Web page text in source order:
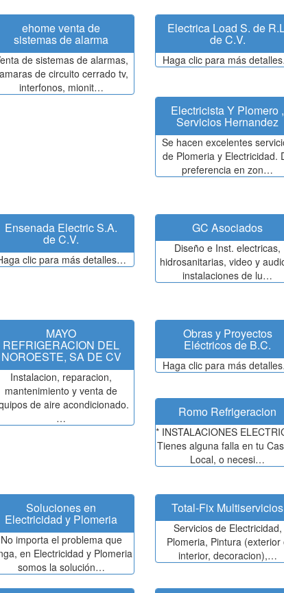
ehome venta de
sistemas de alarma
de sistemas de alarmas,
de circuito cerrado tv,
interfonos, mionit…
Electrica Load S. de
de C.V.
Haga clic para más
Electricista Y Plomero ,
Servicios Hernandez
Se hacen excelentes
de Plomeria y Electricidad.
preferencia en zon…
Ensenada Electric S.A.
de C.V.
clic para más detalles…
GC Asociados
Diseño e Inst. electricas,
hidrosanitarias, video y
instalaciones de lu…
MAYO
REFRIGERACION DEL
NOROESTE, SA DE CV
Instalacion, reparacion,
mantenimiento y venta de
de aire acondicionado.
…
Obras y Proyectos
Eléctricos de B.C.
Haga clic para más
Romo Refrigeracion
* INSTALACIONES
Tienes alguna falla en tu
Local, o necesi…
Soluciones en
Electricidad y Plomeria
No importa el problema que
en Electricidad y Plomeria
somos la solución…
Total-Fix Multiservicios
Servicios de Electricidad,
Plomeria, Pintura (exterior
interior, decoracion),…